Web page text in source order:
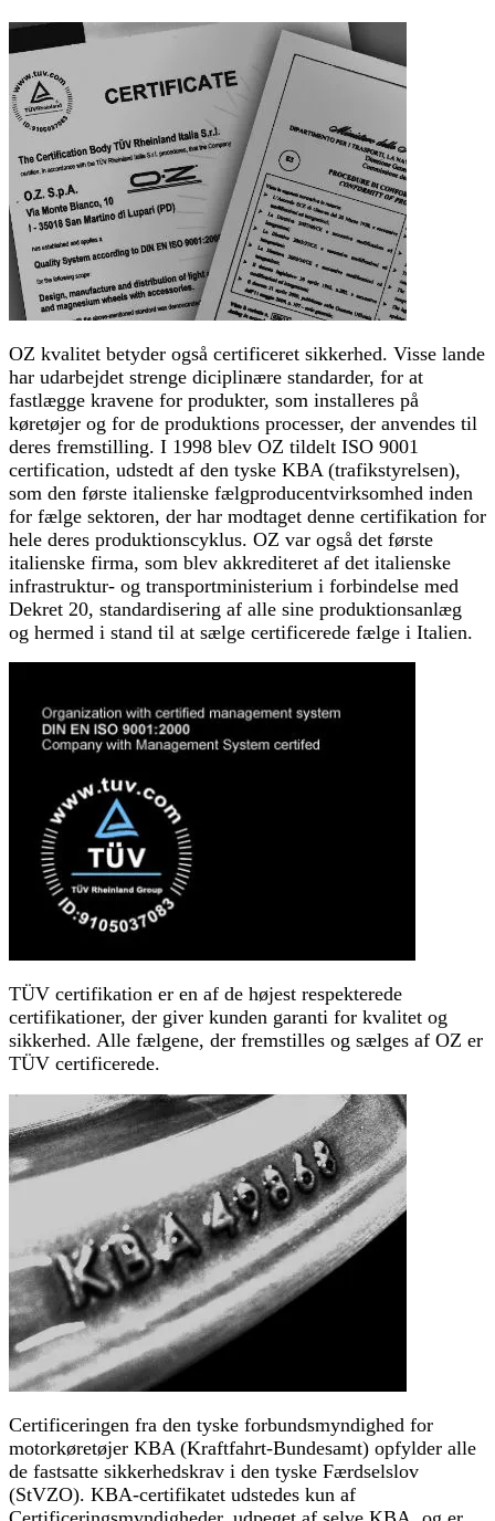
OZ kvalitet betyder også certificeret sikkerhed. Visse lande
har udarbejdet strenge diciplinære standarder, for at
fastlægge kravene for produkter, som installeres på
køretøjer og for de produktions processer, der anvendes til
deres fremstilling. I 1998 blev OZ tildelt ISO 9001
certification, udstedt af den tyske KBA (trafikstyrelsen),
som den første italienske fælgproducentvirksomhed inden
for fælge sektoren, der har modtaget denne certifikation for
hele deres produktionscyklus. OZ var også det første
italienske firma, som blev akkrediteret af det italienske
infrastruktur- og transportministerium i forbindelse med
Dekret 20, standardisering af alle sine produktionsanlæg
og hermed i stand til at sælge certificerede fælge i Italien.
TÜV certifikation er en af de højest respekterede
certifikationer, der giver kunden garanti for kvalitet og
sikkerhed. Alle fælgene, der fremstilles og sælges af OZ er
TÜV certificerede.
Certificeringen fra den tyske forbundsmyndighed for
motorkøretøjer KBA (Kraftfahrt-Bundesamt) opfylder alle
de fastsatte sikkerhedskrav i den tyske Færdselslov
(StVZO). KBA-certifikatet udstedes kun af